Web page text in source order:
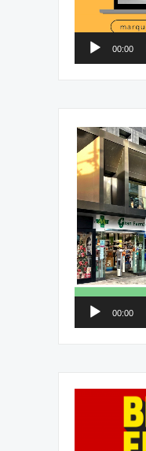
00:00
Reproductor
de
vídeo
00:00